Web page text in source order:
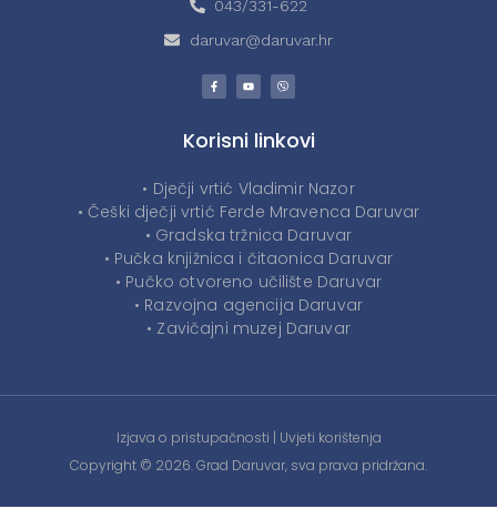
043/331-622
daruvar@daruvar.hr
Korisni linkovi
• Dječji vrtić Vladimir Nazor
• Češki dječji vrtić Ferde Mravenca Daruvar
• Gradska tržnica Daruvar
• Pučka knjižnica i čitaonica Daruvar
• Pučko otvoreno učilište Daruvar
• Razvojna agencija Daruvar
• Zavičajni muzej Daruvar
Izjava o pristupačnosti | Uvjeti korištenja
Copyright © 2026. Grad Daruvar, sva prava pridržana.